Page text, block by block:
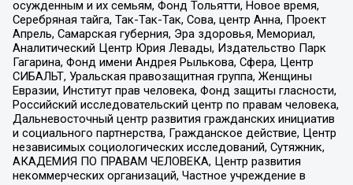
осужденным и их семьям, Фонд Тольятти, Новое время,
Серебряная тайга, Так-Так-Так, Сова, центр Анна, Проект
Апрель, Самарская губерния, Эра здоровья, Мемориал,
Аналитический Центр Юрия Левады, Издательство Парк
Гагарина, Фонд имени Андрея Рылькова, Сфера, Центр
СИБАЛЬТ, Уральская правозащитная группа, Женщины
Евразии, Институт прав человека, Фонд защиты гласности,
Российский исследовательский центр по правам человека,
Дальневосточный центр развития гражданских инициатив
и социального партнерства, Гражданское действие, Центр
независимых социологических исследований, Сутяжник,
АКАДЕМИЯ ПО ПРАВАМ ЧЕЛОВЕКА, Центр развития
некоммерческих организаций, Частное учреждение в